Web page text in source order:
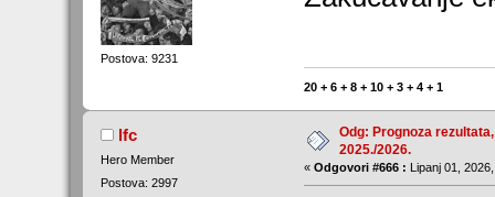
Postova: 9231
20 + 6 + 8 + 10 + 3 + 4 + 1
lfc
Hero Member
Postova: 2997
Odg: Prognoza
2025./2026.
« Odgovori #666 : Lipanj 01,